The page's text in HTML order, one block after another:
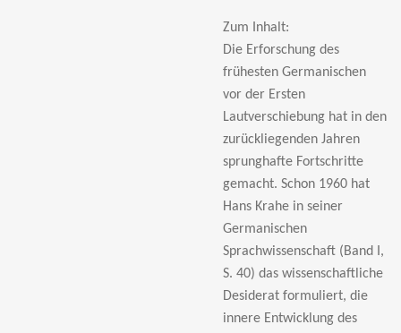
Zum Inhalt:
Die Erforschung des
frühesten Germanischen
vor der Ersten
Lautverschiebung hat in den
zurückliegenden Jahren
sprunghafte Fortschritte
gemacht. Schon 1960 hat
Hans Krahe in seiner
Germanischen
Sprachwissenschaft (Band I,
S. 40) das wissenschaftliche
Desiderat formuliert, die
innere Entwicklung des